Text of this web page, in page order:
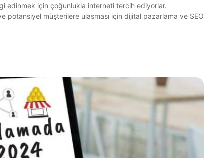
edinmek için çoğunlukla interneti tercih ediyorlar.
potansiyel müşterilere ulaşması için dijital pazarlama ve SEO